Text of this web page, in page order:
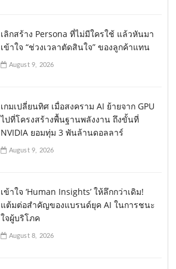
เลิกสร้าง Persona ที่ไม่มีใครใช้ แล้วหันมา
เข้าใจ “ช่วงเวลาตัดสินใจ” ของลูกค้าแทน
August 9, 2026
เกมเปลี่ยนทิศ เมื่อสงคราม AI ย้ายจาก GPU
ไปที่โครงสร้างพื้นฐานพลังงาน ถึงขั้นที่
NVIDIA ยอมทุ่ม 3 พันล้านดอลลาร์
August 9, 2026
เข้าใจ ‘Human Insights’ ให้ลึกกว่าเดิม!
แต้มต่อสำคัญของแบรนด์ยุค AI ในการชนะ
ใจผู้บริโภค
August 8, 2026